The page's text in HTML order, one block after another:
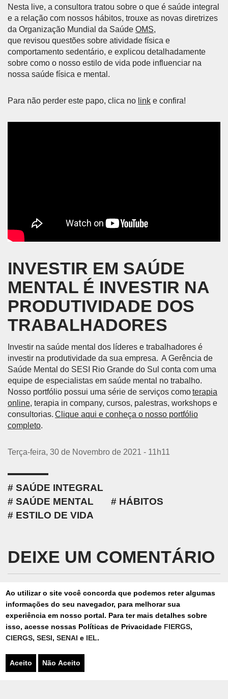
Ao utilizar o site você concorda que podemos reter algumas
informações do seu navegador, para melhorar sua
experiência em nosso portal. Para ter mais detalhes sobre
isso, acesse nossas Políticas de Privacidade FIERGS,
CIERGS,SESI,SENAIe IEL.
Aceito Não Aceito
Nesta live, a consultora tratou sobre o que é saúde integral
e a relação com nossos hábitos, trouxe as novas diretrizes
da Organização Mundial da Saúde OMS,
que revisou questões sobre atividade física e
comportamento sedentário, e explicou detalhadamente
sobre como o nosso estilo de vida pode influenciar na
nossa saúde física e mental.
Para não perder este papo, clica no link e confira!
INVESTIR EM SAÚDE
MENTAL É INVESTIR NA
PRODUTIVIDADE DOS
TRABALHADORES
Investir na saúde mental dos líderes e trabalhadores é
investir na produtividade da sua empresa. A Gerência de
Saúde Mental do SESI Rio Grande do Sul conta com uma
equipe de especialistas em saúde mental no trabalho.
Nosso portfólio possui uma série de serviços comoterapia
online, terapia in company, cursos, palestras, workshops e
consultorias. Clique aqui e conheça o nosso portfólio
completo.
Terça-feira, 30 de Novembro de 2021 - 11h11
SAÚDE INTEGRAL
SAÚDE MENTAL
HÁBITOS
ESTILO DE VIDA
DEIXE UM COMENTÁRIO
Seu nome
E-mail*